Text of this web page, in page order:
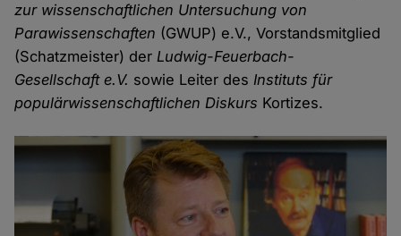
zur wissenschaftlichen Untersuchung von
Parawissenschaften (GWUP) e.V., Vorstandsmitglied
(Schatzmeister) derLudwig-Feuerbach-
Gesellschaft e.V. sowie Leiter desInstituts für
populärwissenschaftlichen Diskurs Kortizes.